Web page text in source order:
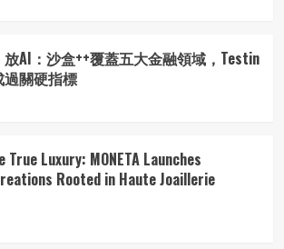
AI：沙盒++覆蓋五大金融領域，Testin
關硬指標
Luxury: MONETA Launches
Rooted in Haute Joaillerie